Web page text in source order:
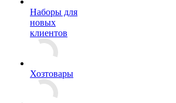
Наборы для
новых
клиентов
Хозтовары